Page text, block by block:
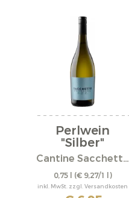
Perlwein
"Silber"
Cantine Sacchetto S.r.l.
0,75 l (€ 9,27/1 l)
inkl. MwSt. zzgl. Versandkosten